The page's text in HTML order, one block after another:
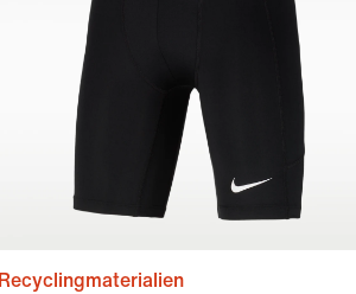
Recyclingmaterialien